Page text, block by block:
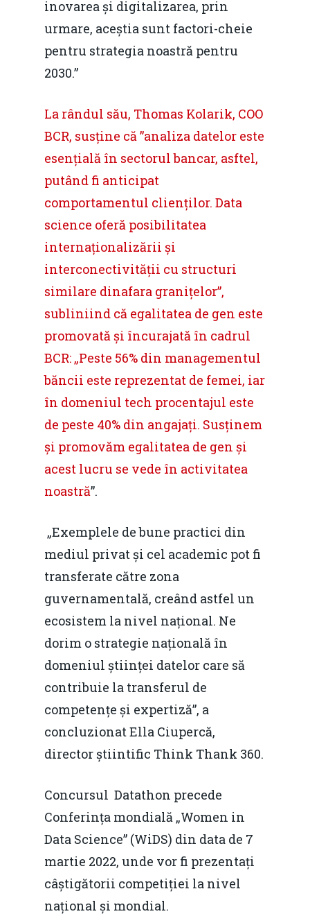
inovarea și digitalizarea, prin
urmare, aceștia sunt factori-cheie
pentru strategia noastră pentru
2030.”
La rândul său, Thomas Kolarik, COO
BCR, susține că ”analiza datelor este
esențială în sectorul bancar, asftel,
putând fi anticipat
comportamentul clienților. Data
science oferă posibilitatea
internaționalizării și
interconectivității cu structuri
similare dinafara granițelor”,
subliniind că egalitatea de gen este
promovată și încurajată în cadrul
BCR: „Peste 56% din managementul
băncii este reprezentat de femei, iar
în domeniul tech procentajul este
de peste 40% din angajați. Susținem
și promovăm egalitatea de gen și
acest lucru se vede în activitatea
noastră”.
„Exemplele de bune practici din
mediul privat și cel academic pot fi
transferate către zona
guvernamentală, creând astfel un
ecosistem la nivel național. Ne
dorim o strategie națională în
domeniul științei datelor care să
contribuie la transferul de
competențe și expertiză”, a
concluzionat Ella Ciupercă,
director știintific Think Thank 360.
Concursul Datathon precede
Conferința mondială „Women in
Data Science” (WiDS) din data de 7
martie 2022, unde vor fi prezentați
câștigătorii competiției la nivel
național și mondial.
IMM
Rolul băncilor în
IMM
Fiscalitate pentru o
Durabilă
Martie 2016
Decembrie 2015
Agribusiness
Energia
Construcții și
predictibilitate,
Daniel Apostol
Email: